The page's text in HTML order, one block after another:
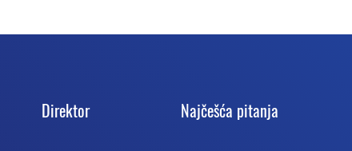
Direktor Najčešća pitanja